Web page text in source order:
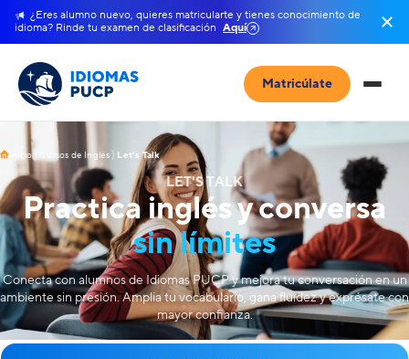
¿Eres alumno nuevo, quieres matricularte y tienes conocimiento de
idioma? Rinde tu examen de clasificación Aquí
Matricúlate
Inicio Cursos de Inglés Let’s Talk
LET'S TALK
Practica inglés y conversa
sin límites
Conecta con alumnos de Idiomas PUCP y mejora tu conversación en un
ambiente sin presión. Amplia tu vocabulario, gana fluidez y exprésate con
mayor confianza.